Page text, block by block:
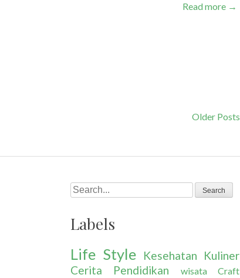
Read more →
Older Posts
Search
Labels
Life Style Kesehatan
Kuliner
Cerita
Pendidikan wisata
Craft